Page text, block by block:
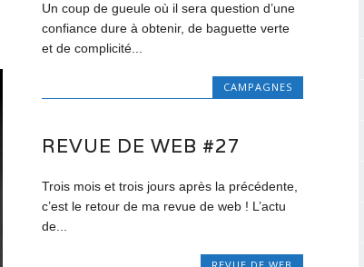
Un coup de gueule où il sera question d’une
confiance dure à obtenir, de baguette verte
et de complicité...
CAMPAGNES
REVUE DE WEB #27
Trois mois et trois jours après la précédente,
c’est le retour de ma revue de web ! L’actu
de...